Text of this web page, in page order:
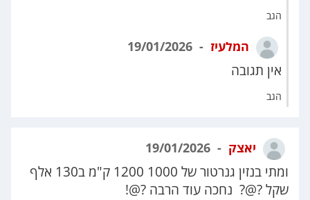
הגב
המלעיז
אין תגובה
הגב
יאצק
ומתי בנזין גנרטור של 1000 1200 ק"מ ב130 אלף
שקל ?@? נחכה עוד הרבה ?@!